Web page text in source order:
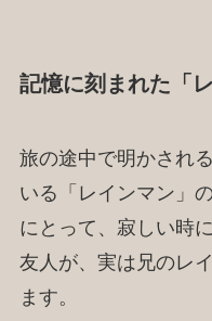
記憶に刻まれた「
旅の途中で明かされ
いる「レインマン」
にとって、寂しい時
友人が、実は兄のレ
ます。